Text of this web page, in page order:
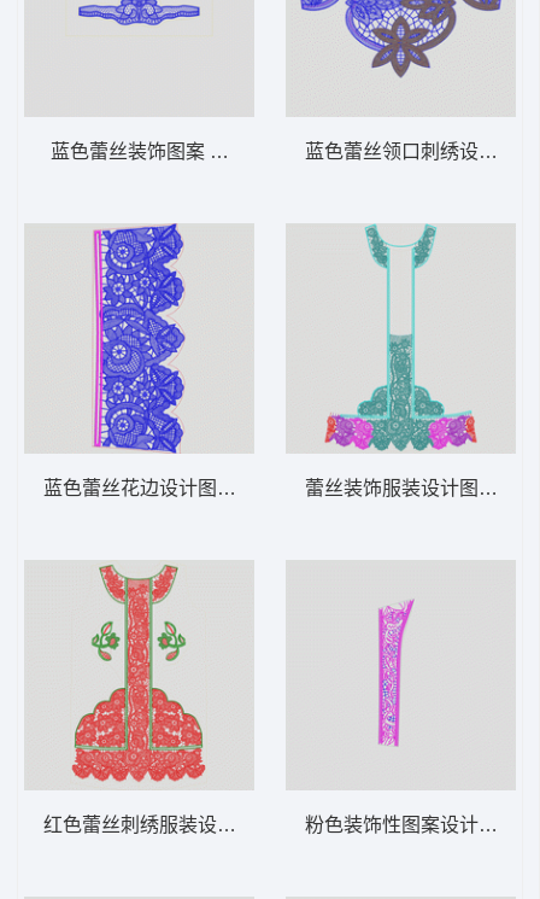
蓝色蕾丝装饰图案 水溶馬夹
蓝色蕾丝花边设计图 水溶条码
红色蕾丝刺绣服装设计图 水溶馬夹
蓝色蕾丝领口刺绣设计 水
蕾丝装饰服装设计图 水溶
粉色装饰性图案设计图 水